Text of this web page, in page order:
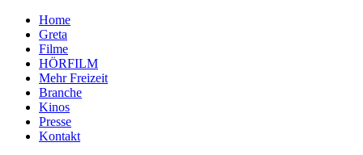
Home
Greta
Filme
HÖRFILM
Mehr Freizeit
Branche
Kinos
Presse
Kontakt